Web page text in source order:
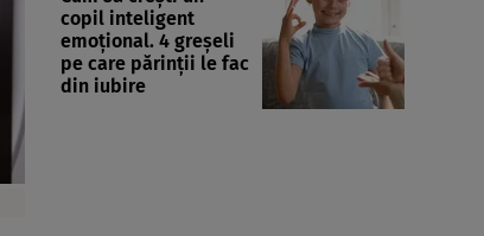
copil inteligent
emoțional. 4 greșeli
pe care părinții le fac
din iubire